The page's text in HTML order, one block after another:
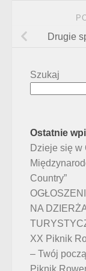
Drugie
Szukaj
Ostatnie
Dzieje się w
Country”
NA
XX Piknik
– Twój